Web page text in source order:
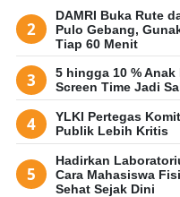
DAMRI Buka Rute
Pulo Gebang,
Tiap 60 Menit
5 hingga 10 %
Screen Time Jadi
YLKI Pertegas
Publik Lebih Kritis
Hadirkan
Cara Mahasiswa
Sehat Sejak Dini